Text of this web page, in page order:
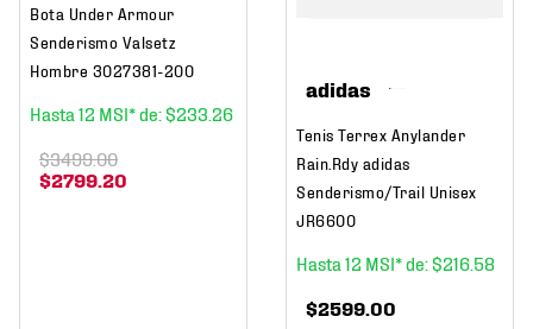
Bota Under Armour
Senderismo Valsetz
Hombre 3027381-200
12 $233 26
$2799.20
$3499.00
adidas
Tenis Terrex Anylander
Rain.Rdy adidas
Senderismo/Trail Unisex
JR6600
12 $216 58
$2599.00